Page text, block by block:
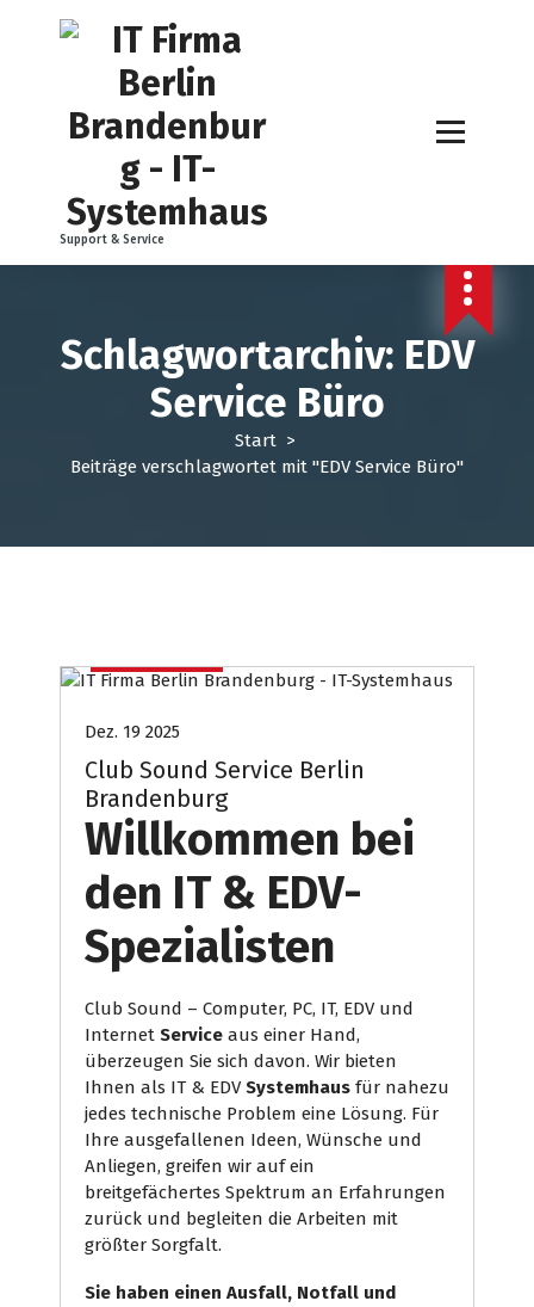
Support & Service
Schlagwortarchiv: EDV
Service Büro
Start>
Beiträge verschlagwortet mit "EDV Service Büro"
Dez. 19 2025
Club Sound Service Berlin
Brandenburg
Willkommen bei
den IT & EDV-
Spezialisten
Club Sound – Computer, PC, IT, EDV und
Internet Service aus einer Hand,
überzeugen Sie sich davon. Wir bieten
Ihnen als IT & EDV Systemhaus für nahezu
jedes technische Problem eine Lösung. Für
Ihre ausgefallenen Ideen, Wünsche und
Anliegen, greifen wir auf ein
breitgefächertes Spektrum an Erfahrungen
zurück und begleiten die Arbeiten mit
größter Sorgfalt.
Sie haben einen Ausfall, Notfall und